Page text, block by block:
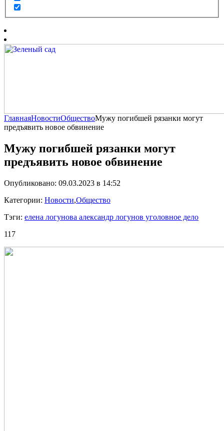
ГлавнаяНовостиОбществоМужу погибшей рязанки могут
предъявить новое обвинение
Мужу погибшей рязанки могут
предъявить новое обвинение
Опубликовано: 09.03.2023 в 14:52
Категории: Новости,Общество
Тэги: елена логунова александр логунов уголовное дело
117